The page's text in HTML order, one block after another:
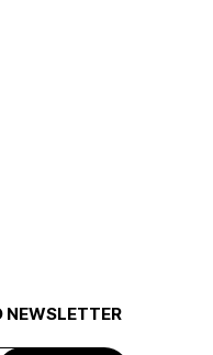
NEWSLETTER